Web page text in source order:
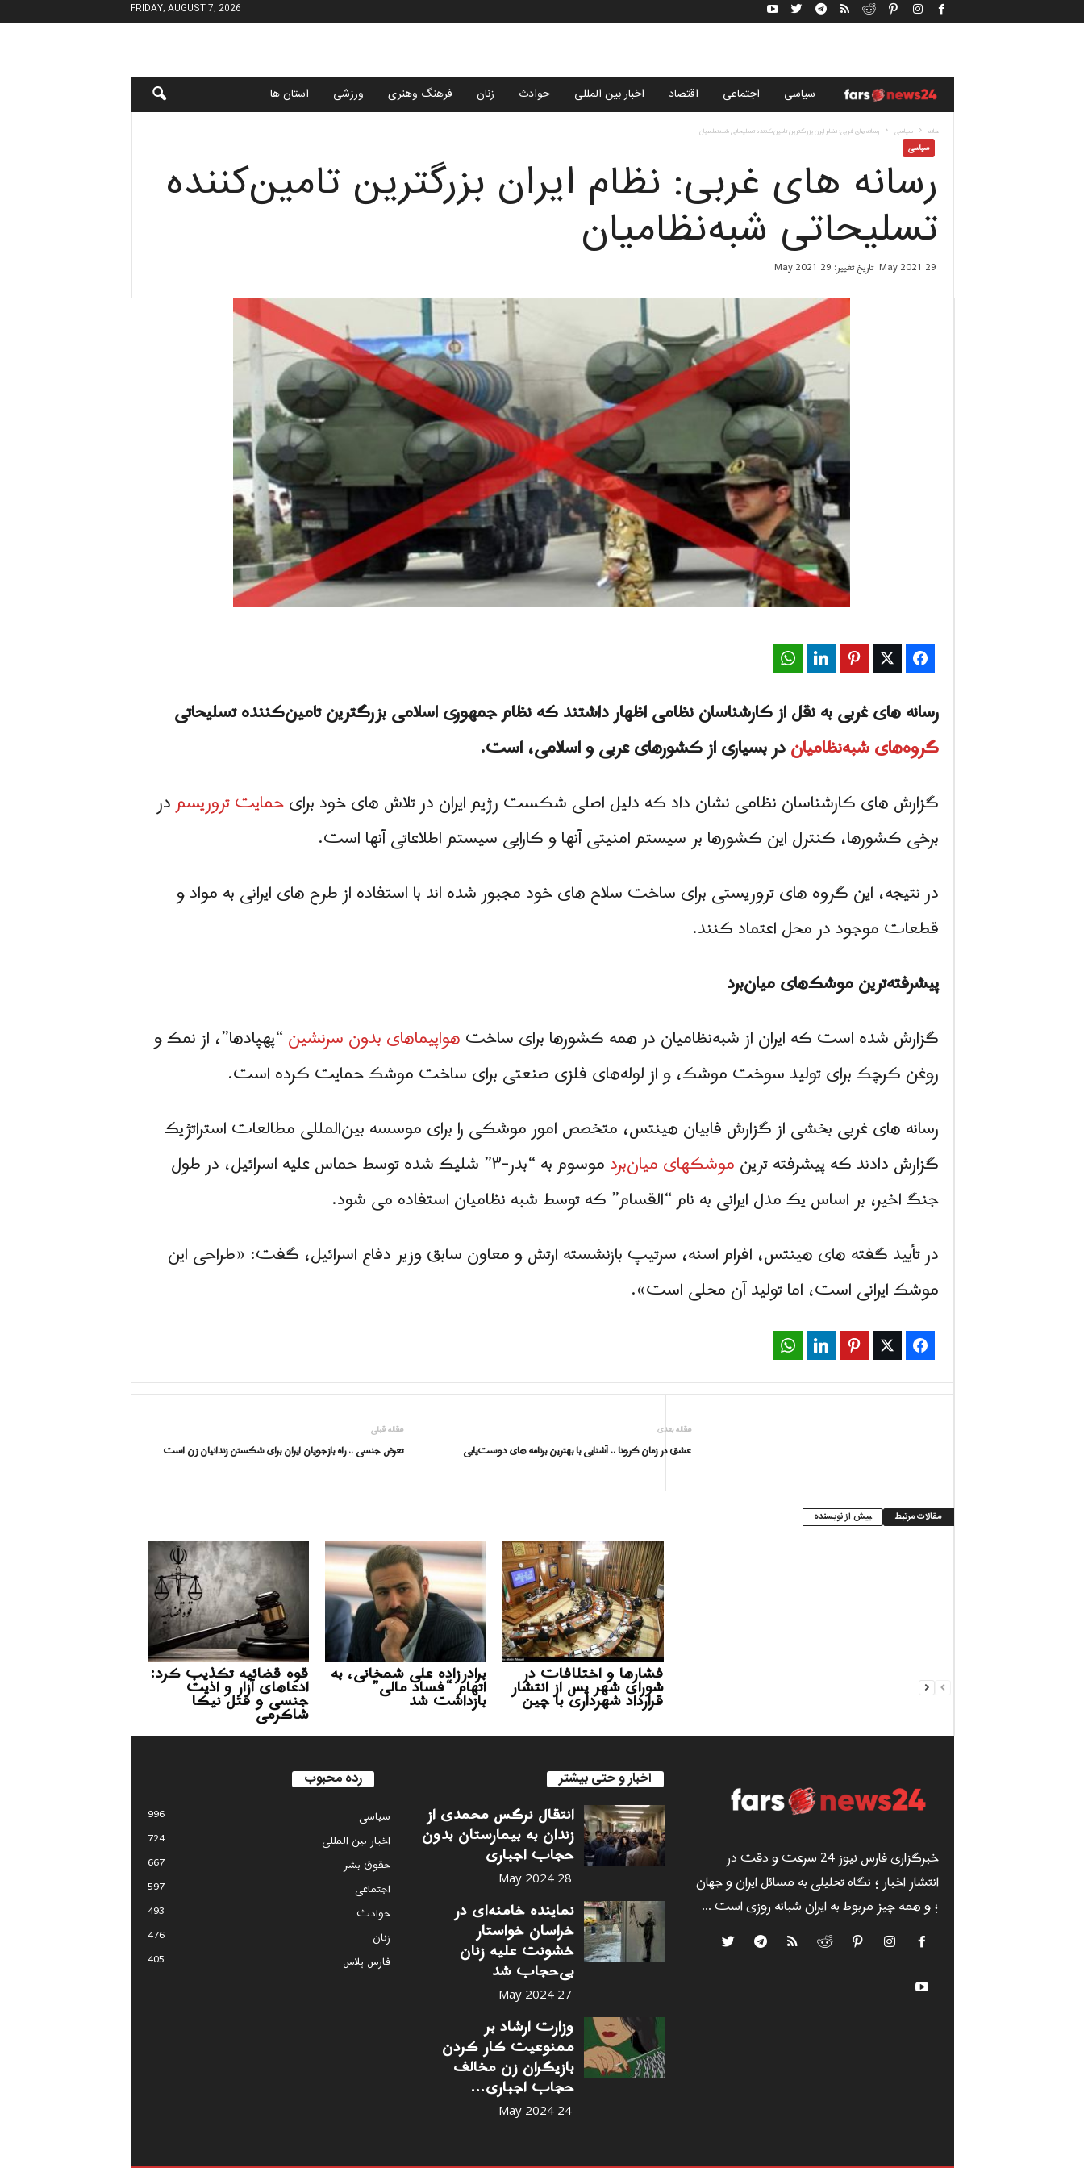
FRIDAY, AUGUST 7, 2026
ب
ز
ا
ر
ف
ا
س
ن
ی
2
سياسى اجتماعی اقتصاد اخبار بین المللی حوادث زنان فرهنگ وهنری ورزشی استان ها
خانه سياسى رسانه های غربی: نظام ایران بزرگترین تامین‌کننده تسلیحاتی شبه‌نظامیان
سياسى
رسانه های غربی: نظام ایران بزرگترین تامین‌کننده
تسلیحاتی شبه‌نظامیان
29 May 2021 تاریخ تغییر: 29 May 2021
Facebook
Twitter
Pinterest
LinkedIn
رسانه های غربی به نقل از کارشناسان نظامی اظهار داشتند که نظام جمهوری اسلامی بزرگترین تامین‌کننده تسلیحاتی
گروه‌های شبه‌نظامیاندر بسیاری از کشورهای عربی و اسلامی، است.
گزارش های کارشناسان نظامی نشان داد که دلیل اصلی شکست رژیم ایران در تلاش های خود برایحمايت تروریسمدر
برخی کشورها، کنترل این کشورها بر سیستم امنیتی آنها و کارایی سیستم اطلاعاتی آنها است.
در نتیجه، این گروه های تروریستی برای ساخت سلاح های خود مجبور شده اند با استفاده از طرح های ایرانی به مواد و
قطعات موجود در محل اعتماد کنند.
پیشرفته‌ترین موشک‌های میان‌برد
گزارش شده است که ایران از شبه‌نظامیان در همه کشورها برای ساختهواپیماهای بدون سرنشین“پهپادها”، از نمک و
روغن کرچک برای تولید سوخت موشک، و از لوله‌های فلزی صنعتی برای ساخت موشک حمایت کرده است.
رسانه های غربی بخشی از گزارش فابیان هینتس، متخصص امور موشکی را برای موسسه بین‌المللی مطالعات استراتژیک
گزارش دادند كه پیشرفته ترینموشکهای میان‌برد
موسوم به “بدر-۳” شلیک شده توسط حماس علیه اسرائیل، در طول
جنگ اخیر، بر اساس یک مدل ایرانی به نام “القسام” که توسط شبه نظامیان استفاده می شود.
در تأیید گفته های هینتس، افرام اسنه، سرتیپ بازنشسته ارتش و معاون سابق وزیر دفاع اسرائیل، گفت: «طراحی این
موشک ایرانی است، اما تولید آن محلی است».
Facebook
Twitter
Pinterest
LinkedIn
مقاله قبلی
تعرض جنسی .. راه بازجویان ایران برای شکستن زندانیان زن است
مقاله بعدی
عشق در زمان کرونا .. آشنایی با بهترین برنامه های دوست‌یابی
مقالات مرتبط بیش از نویسنده
قوه قضائیه تکذیب کرد:
ادعاهای آزار و اذیت
جنسی و قتل نیکا
شاکرمی
برادرزاده علی شمخانی، به
اتهام “فساد مالی”
بازداشت شد
فشارها و اختلافات در
شورای شهر پس از انتشار
قرارداد شهرداری با چین
خبرگزاری فارس نیوز 24 سرعت و دقت در
انتشار اخبار ؛ نگاه تحلیلی به مسائل ایران و جهان
؛ و همه چیز مربوط به ایران شبانه روزی است ...
اخبار و حتی بیشتر
انتقال نرگس محمدی از
زندان به بیمارستان بدون
حجاب اجباری
28 May 2024
نماینده خامنه‌ای در
خراسان خواستار
خشونت علیه زنان
بی‌حجاب شد
27 May 2024
وزارت ارشاد بر
ممنوعیت کار کردن
بازیگران زن مخالف
حجاب اجباری...
24 May 2024
رده محبوب
سياسى
996
اخبار بین المللی
724
حقوق بشر
667
اجتماعی
597
حوادث
493
زنان
476
فارس پلاس
405